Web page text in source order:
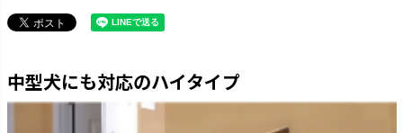
中型犬にも対応のハイタイプ